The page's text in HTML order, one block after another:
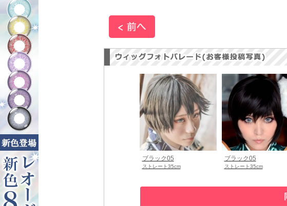
ブラック05
ストレート35cm
ブラック05
ストレート35cm